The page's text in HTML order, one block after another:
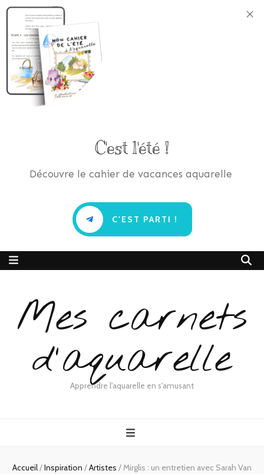
Mes carnets
d'aquarelle
Apprendre l'aquarelle en s'amusant
Accueil/Inspiration /Artistes /Mirglis : un entretien avec Sarah Van
C'est l'été !
Découvre le cahier de vacances aquarelle
C'EST PARTI !